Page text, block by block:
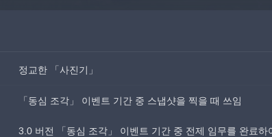
정교한 「사진기」
「동심 조각」 이벤트 기간 중 스냅샷을 찍을 때 쓰임
3.0 버전 「동심 조각」 이벤트 기간 중 전제 임무를 완료